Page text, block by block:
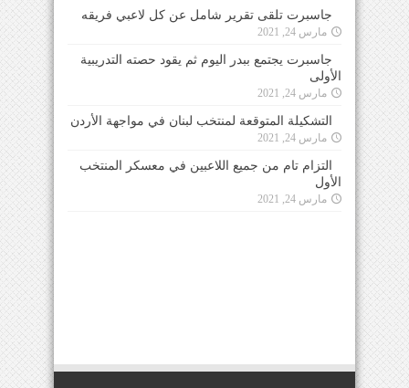
جاسبرت تلقى تقرير شامل عن كل لاعبي فريقه
مارس 24, 2021
جاسبرت يجتمع ببدر اليوم ثم يقود حصته التدريبية
الأولى
مارس 24, 2021
التشكيلة المتوقعة لمنتخب لبنان في مواجهة الأردن
مارس 24, 2021
التزام تام من جميع اللاعبين في معسكر المنتخب
الأول
مارس 24, 2021